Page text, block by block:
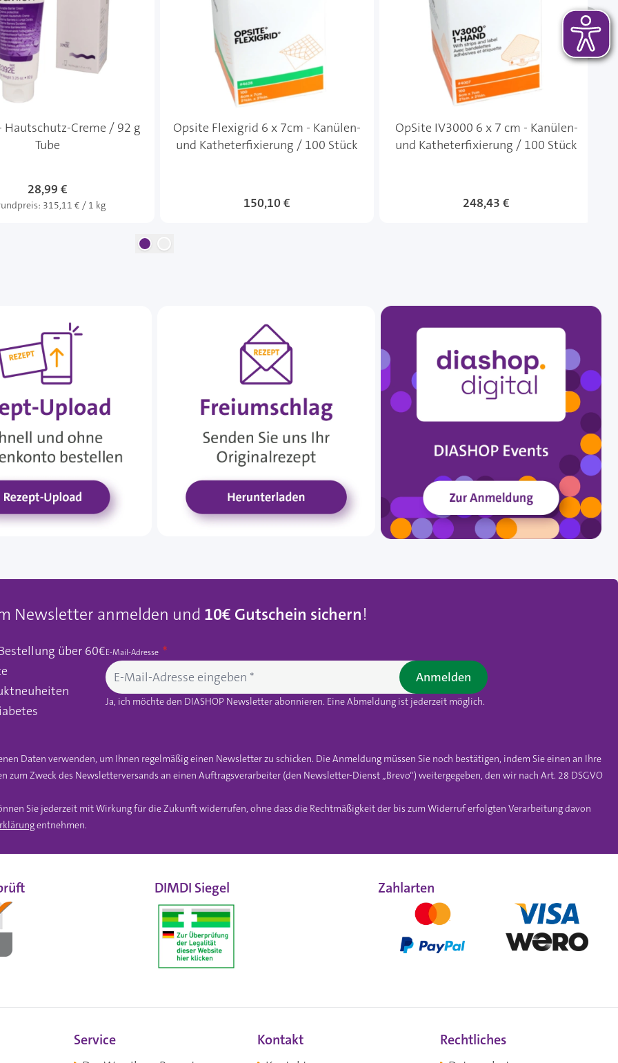
Hautschutz-Creme / 92 g
Tube
28,99 €
315,11 € / 1 kg
Opsite Flexigrid 6 x 7cm - Kanülen-
und Katheterfixierung / 100 Stück
150,10 €
OpSite IV3000 6 x 7 cm - Kanülen-
und Katheterfixierung / 100 Stück
248,43 €
Newsletter anmelden und 10€ Gutschein sichern!
über 60€E-Mail-Adresse
Ja, ich möchte den DIASHOP Newsletter abonnieren. Eine Abmeldung ist jederzeit möglich.
Anmelden
Daten verwenden, um Ihnen regelmäßig einen Newsletter zu schicken. Die Anmeldung müssen Sie noch bestätigen, indem Sie einen an Ihre
zum Zweck des Newsletterversands an einen Auftragsverarbeiter (den Newsletter-Dienst „Brevo“) weitergegeben, den wir nach Art. 28 DSGVO
Sie jederzeit mit Wirkung für die Zukunft widerrufen, ohne dass die Rechtmäßigkeit der bis zum Widerruf erfolgten Verarbeitung davon
entnehmen.
DIMDI Siegel Zahlarten
Service Kontakt Rechtliches